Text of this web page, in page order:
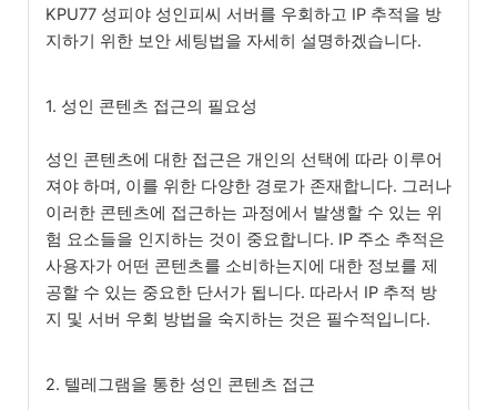
KPU77 성피야 성인피씨 서버를 우회하고 IP 추적을 방
지하기 위한 보안 세팅법을 자세히 설명하겠습니다.
1. 성인 콘텐츠 접근의 필요성
성인 콘텐츠에 대한 접근은 개인의 선택에 따라 이루어
져야 하며, 이를 위한 다양한 경로가 존재합니다. 그러나
이러한 콘텐츠에 접근하는 과정에서 발생할 수 있는 위
험 요소들을 인지하는 것이 중요합니다. IP 주소 추적은
사용자가 어떤 콘텐츠를 소비하는지에 대한 정보를 제
공할 수 있는 중요한 단서가 됩니다. 따라서 IP 추적 방
지 및 서버 우회 방법을 숙지하는 것은 필수적입니다.
2. 텔레그램을 통한 성인 콘텐츠 접근